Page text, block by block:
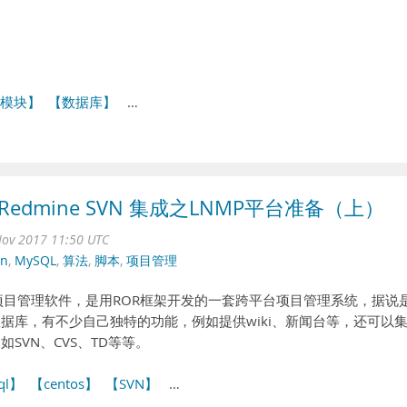
块】 【数据库】 …
SVN 集成之LNMP平台准备（上）
2017 11:50 UTC
, MySQL, 算法, 脚本, 项目管理
管理软件，是用ROR框架开发的一套跨平台项目管理系统，据说
库，有不少自己独特的功能，例如提供wiki、新闻台等，还可以
、CVS、TD等等。
【centos】 【SVN】 …